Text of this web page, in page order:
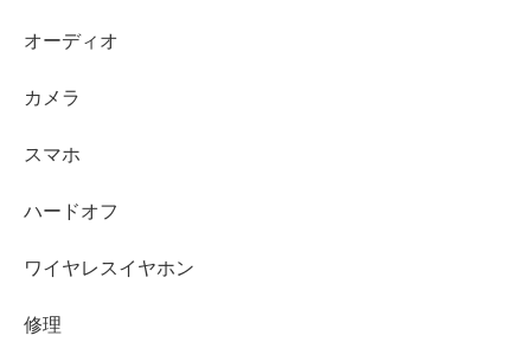
オーディオ
カメラ
スマホ
ハードオフ
ワイヤレスイヤホン
修理